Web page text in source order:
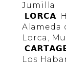
Jumilla
𝗟𝗢𝗥𝗖𝗔:
Alameda
Lorca,
Los